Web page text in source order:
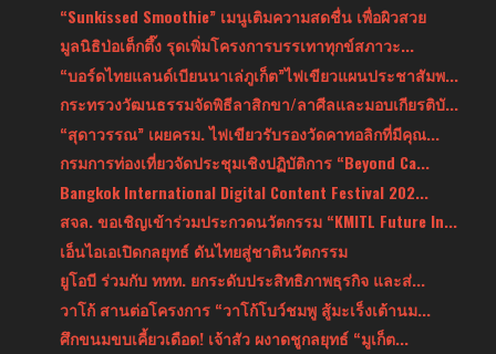
“Sunkissed Smoothie” เมนูเติมความสดชื่น เพื่อผิวสวย
มูลนิธิป่อเต็กตึ๊ง รุดเพิ่มโครงการบรรเทาทุกข์สภาวะ...
“บอร์ดไทยแลนด์เบียนนาเล่ภูเก็ต”ไฟเขียวแผนประชาสัมพ...
กระทรวงวัฒนธรรมจัดพิธีลาสิกขา/ลาศีลและมอบเกียรติบั...
“สุดาวรรณ” เผยครม. ไฟเขียวรับรองวัดคาทอลิกที่มีคุณ...
กรมการท่องเที่ยวจัดประชุมเชิงปฏิบัติการ “Beyond Ca...
Bangkok International Digital Content Festival 202...
สจล. ขอเชิญเข้าร่วมประกวดนวัตกรรม “KMITL Future In...
เอ็นไอเอเปิดกลยุทธ์ ดันไทยสู่ชาตินวัตกรรม
ยูโอบี ร่วมกับ ททท. ยกระดับประสิทธิภาพธุรกิจ และส่...
วาโก้ สานต่อโครงการ “วาโก้โบว์ชมพู สู้มะเร็งเต้านม...
ศึกขนมขบเคี้ยวเดือด! เจ้าสัว ผงาดชูกลยุทธ์ “มูเก็ต...